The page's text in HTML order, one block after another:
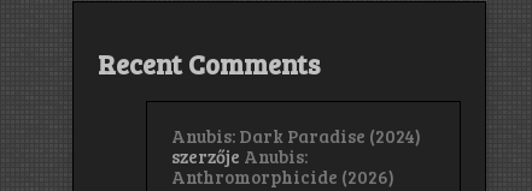
Recent Comments
Anubis: Dark Paradise (2024)
szerzője Anubis:
Anthromorphicide (2026)